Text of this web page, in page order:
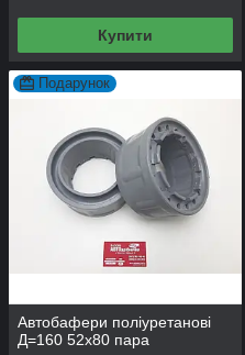
Купити
Подарунок
Автобафери поліуретанові
Д=160 52x80 пара